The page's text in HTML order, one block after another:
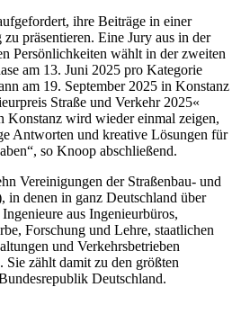
ihre Beiträge in einer
präsentieren. Eine Jury aus in der
Persönlichkeiten wählt in der zweiten
am 13. Juni 2025 pro Kategorie
am 19. September 2025 in Konstanz
Straße und Verkehr 2025«
Konstanz wird wieder einmal zeigen,
Antworten und kreative Lösungen für
so Knoop abschließend.
Vereinigungen der Straßenbau- und
in denen in ganz Deutschland über
aus Ingenieurbüros,
Forschung und Lehre, staatlichen
und Verkehrsbetrieben
Sie zählt damit zu den größten
Deutschland.